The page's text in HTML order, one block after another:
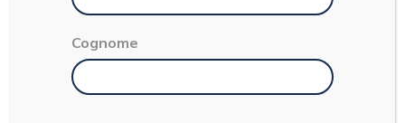
assaporare
Le storie di Modena hanno radici profonde e
rami che crescono verso l’alto.
Cognome